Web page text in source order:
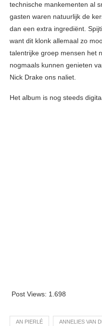
technische mankementen al
gasten waren natuurlijk de
dan een extra ingrediënt.
want dit klonk allemaal zo
talentrijke groep mensen het
nogmaals kunnen genieten
Nick Drake ons naliet.
Het album is nog steeds
Post Views: 1.698
AN PIERLÉ ANNELIES VAN